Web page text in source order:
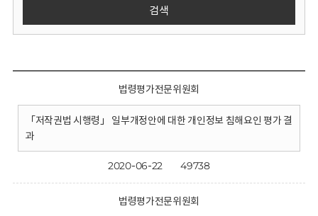
검색
법령평가전문위원회
「저작권법 시행령」 일부개정안에 대한 개인정보 침해요인 평가 결
과
2020-06-22 49738
법령평가전문위원회